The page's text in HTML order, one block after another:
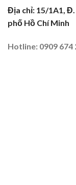
Địa chỉ: 15/1A1,
phố Hồ Chí Minh
Hotline: 0909 674